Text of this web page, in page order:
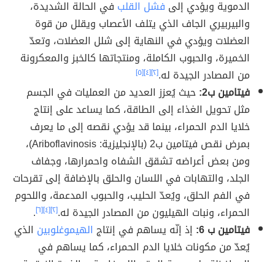
الدموية ويؤدي إلى فشل القلب في الحالة الشديدة،
والبيربيري الجاف الذي يتلف الأعصاب ويقلل من قوة
العضلات ويؤدي في النهاية إلى شلل العضلات، وتعدّ
الخميرة، والحبوب الكاملة، ومنتجاتها كالخبز والمعكرونة
من المصادر الجيدة له.[٢] [٤] [٥]
فيتامين ب2:
حيث يُعزز العديد من العمليات في الجسم
مثل تحويل الغذاء إلى الطاقة، كما يساعد على إنتاج
خلايا الدم الحمراء، بينما قد يؤدي نقصه إلى ما يعرف
بمرض نقص فيتامين ب2 (بالإنجليزية: Ariboflavinosis)،
ومن بعض أعراضه تشقق الشفاه واحمرارها، وجفاف
الجلد، والتهابات في اللسان والحلق بالإضافة إلى تقرحات
في الفم الحلق، ويُعدّ الحليب، والحبوب المدعمة، واللحوم
الحمراء، ونبات الهيليون من المصادر الجيدة له.[٢] [٤] [٦] .
فيتامين ب 6:
إذ إنّه يساهم في إنتاج الهيموغلوبين الذي
يُعدّ من مكونات خلايا الدم الحمراء، كما يساهم في